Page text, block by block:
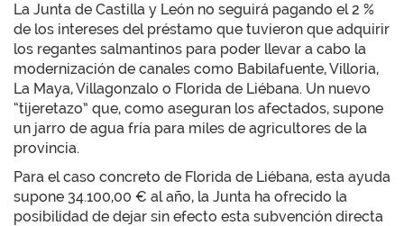
La Junta de Castilla y León no seguirá pagando el 2 %
de los intereses del préstamo que tuvieron que adquirir
los regantes salmantinos para poder llevar a cabo la
modernización de canales como Babilafuente, Villoria,
La Maya, Villagonzalo o Florida de Liébana. Un nuevo
“tijeretazo” que, como aseguran los afectados, supone
un jarro de agua fría para miles de agricultores de la
provincia.
Para el caso concreto de Florida de Liébana, esta ayuda
supone 34.100,00 € al año, la Junta ha ofrecido la
posibilidad de dejar sin efecto esta subvención directa